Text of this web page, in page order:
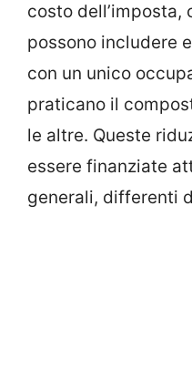
costo dell’imposta,
possono includere
con un unico
praticano il
le altre. Queste
essere finanziate
generali, differenti